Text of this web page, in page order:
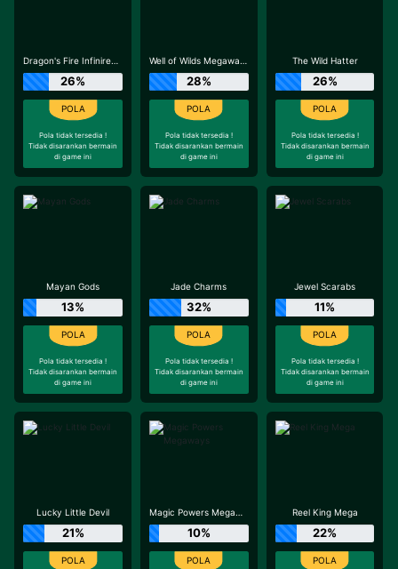
Dragon's Fire Infinireels
26%
Pola tidak tersedia !
Tidak disarankan bermain
di game ini
Well of Wilds Megaways
28%
Pola tidak tersedia !
Tidak disarankan bermain
di game ini
The Wild Hatter
26%
Pola tidak tersedia !
Tidak disarankan bermain
di game ini
Mayan Gods
13%
Pola tidak tersedia !
Tidak disarankan bermain
di game ini
Jade Charms
32%
Pola tidak tersedia !
Tidak disarankan bermain
di game ini
Jewel Scarabs
11%
Pola tidak tersedia !
Tidak disarankan bermain
di game ini
Lucky Little Devil
21%
Magic Powers Megaways
10%
Reel King Mega
22%